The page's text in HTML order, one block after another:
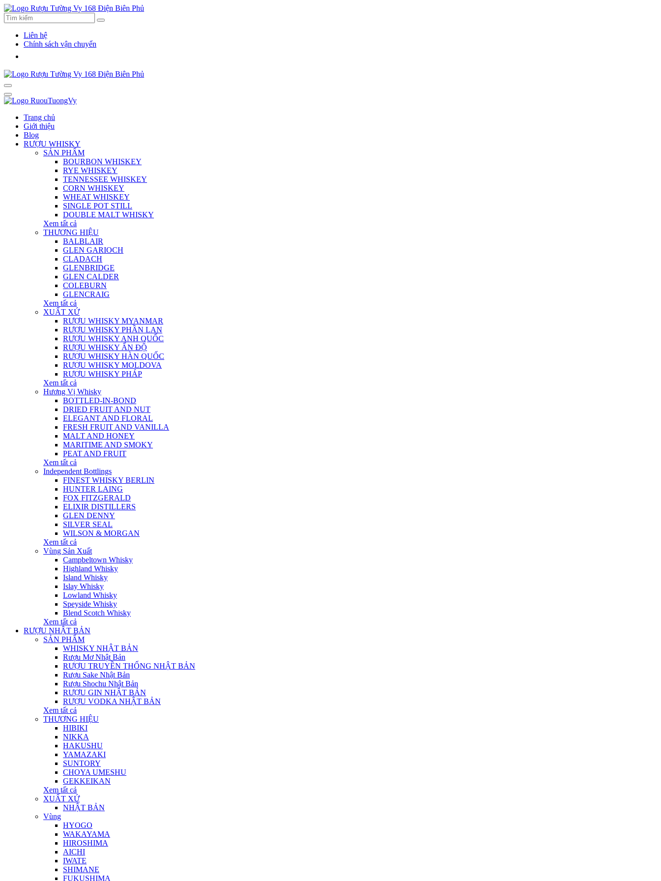
Liên hệ
Chính sách vận chuyển
Trang chủ
Giới thiệu
Blog
RƯỢU WHISKY
SẢN PHẨM
BOURBON WHISKEY
RYE WHISKEY
TENNESSEE WHISKEY
CORN WHISKEY
WHEAT WHISKEY
SINGLE POT STILL
DOUBLE MALT WHISKY
Xem tất cả
THƯƠNG HIỆU
BALBLAIR
GLEN GARIOCH
CLADACH
GLENBRIDGE
GLEN CALDER
COLEBURN
GLENCRAIG
Xem tất cả
XUẤT XỨ
RƯỢU WHISKY MYANMAR
RƯỢU WHISKY PHẦN LAN
RƯỢU WHISKY ANH QUỐC
RƯỢU WHISKY ẤN ĐỘ
RƯỢU WHISKY HÀN QUỐC
RƯỢU WHISKY MOLDOVA
RƯỢU WHISKY PHÁP
Xem tất cả
Hương Vị Whisky
BOTTLED-IN-BOND
DRIED FRUIT AND NUT
ELEGANT AND FLORAL
FRESH FRUIT AND VANILLA
MALT AND HONEY
MARITIME AND SMOKY
PEAT AND FRUIT
Xem tất cả
Independent Bottlings
FINEST WHISKY BERLIN
HUNTER LAING
FOX FITZGERALD
ELIXIR DISTILLERS
GLEN DENNY
SILVER SEAL
WILSON & MORGAN
Xem tất cả
Vùng Sản Xuất
Campbeltown Whisky
Highland Whisky
Island Whisky
Islay Whisky
Lowland Whisky
Speyside Whisky
Blend Scotch Whisky
Xem tất cả
RƯỢU NHẬT BẢN
SẢN PHẨM
WHISKY NHẬT BẢN
Rượu Mơ Nhật Bản
RƯỢU TRUYỀN THỐNG NHẬT BẢN
Rượu Sake Nhật Bản
Rượu Shochu Nhật Bản
RƯỢU GIN NHẬT BẢN
RƯỢU VODKA NHẬT BẢN
Xem tất cả
THƯƠNG HIỆU
HIBIKI
NIKKA
HAKUSHU
YAMAZAKI
SUNTORY
CHOYA UMESHU
GEKKEIKAN
Xem tất cả
XUẤT XỨ
NHẬT BẢN
Vùng
HYOGO
WAKAYAMA
HIROSHIMA
AICHI
IWATE
SHIMANE
FUKUSHIMA